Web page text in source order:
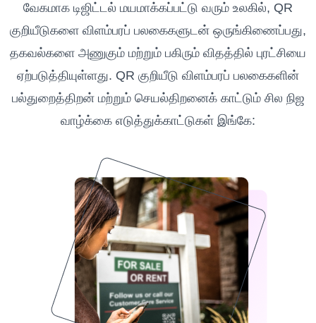
வேகமாக டிஜிட்டல் மயமாக்கப்பட்டு வரும் உலகில், QR
குறியீடுகளை விளம்பரப் பலகைகளுடன் ஒருங்கிணைப்பது,
தகவல்களை அணுகும் மற்றும் பகிரும் விதத்தில் புரட்சியை
ஏற்படுத்தியுள்ளது. QR குறியீடு விளம்பரப் பலகைகளின்
பல்துறைத்திறன் மற்றும் செயல்திறனைக் காட்டும் சில நிஜ
வாழ்க்கை எடுத்துக்காட்டுகள் இங்கே: